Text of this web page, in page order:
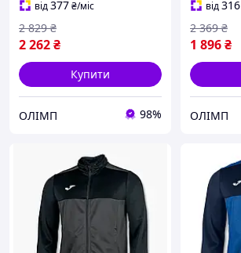
від377₴/міс
2 262₴
2 829 ₴
Купити
ОЛІМП 98%
від316
1 896₴
2 369 ₴
ОЛІМП